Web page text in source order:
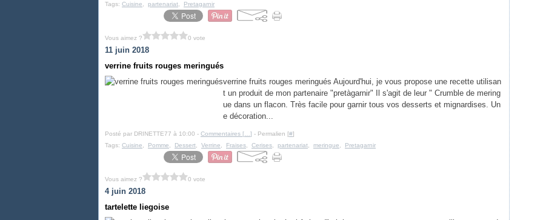
Tags: Cuisine partenariat Pretagarnir
Vous aimez ? 0 vote
11 juin 2018
verrine fruits rouges meringués
verrine fruits rouges meringués Aujourd'hui, je vous propose une recette utilisan
t un produit de mon partenaire "pretàgarnir" Il s'agit de leur " Crumble de mering
ue dans un flacon. Très facile pour garnir tous vos desserts et mignardises. Un
e décoration...
Posté par DRINETTE77 à 10:00 - Commentaires [ ] - Permalien [#]
Tags: Cuisine Pomme Dessert Verrine Fraises Cerises partenariat meringue Pretagarnir
Vous aimez ? 0 vote
4 juin 2018
tartelette liegoise